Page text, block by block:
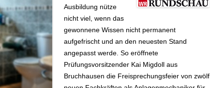
Ausbildung nütze
nicht viel, wenn das
gewonnene Wissen nicht permanent
aufgefrischt und an den neuesten Stand
angepasst werde. So eröffnete
Prüfungsvorsitzender Kai Migdoll aus
Bruchhausen die Freisprechungsfeier von zwölf